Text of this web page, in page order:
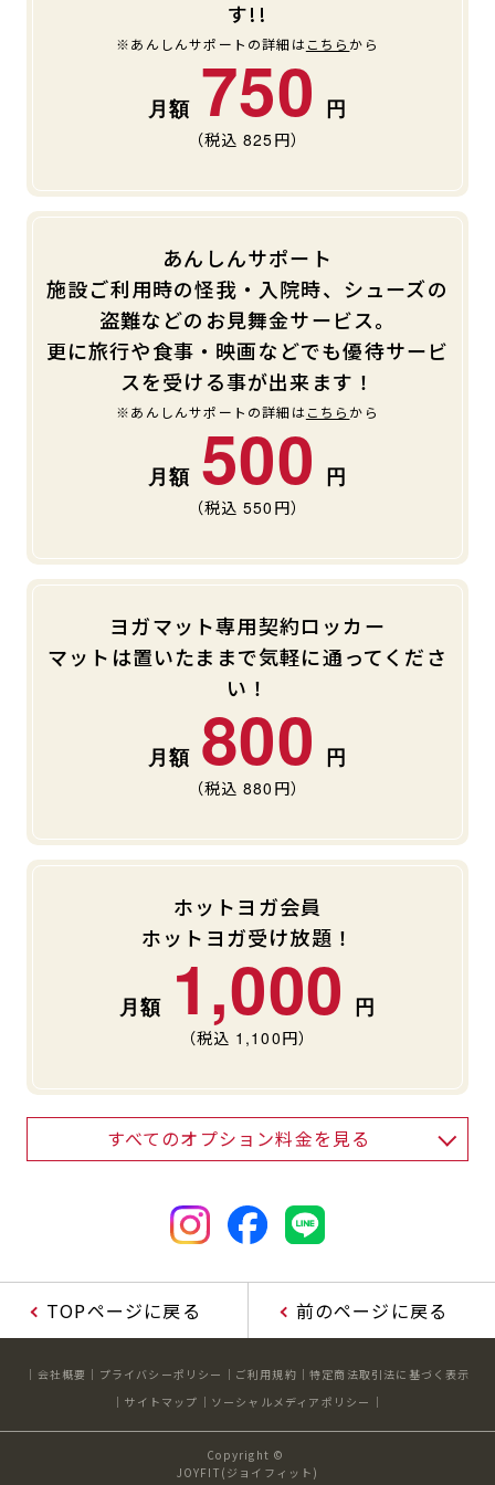
す!!
※あんしんサポートの詳細はこちら から
750
（税込 825円）
あんしんサポート
施設ご利用時の怪我・入院時、シューズの
盗難などのお見舞金サービス。
更に旅行や食事・映画などでも優待サービ
スを受ける事が出来ます！
※あんしんサポートの詳細はこちら から
500
（税込 550 円）
ヨガマット専用契約ロッカー
マットは置いたままで気軽に通ってくださ
い！
800
（税込 880 円）
ホットヨガ会員
ホットヨガ受け放題！
1,000
（税込 1,100円）
すべてのオプション料金を見る
TOPページに戻る 前のページに戻る
会社概要 プライバシーポリシー ご利用規約
特定商法取引法に基づく表示
サイトマップ
ソーシャルメディアポリシー
Copyright ©
JOYFIT(ジョイフィット)